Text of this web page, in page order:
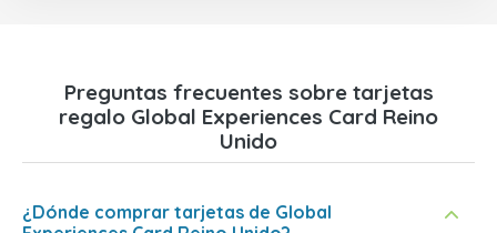
Preguntas frecuentes sobre tarjetas
regalo Global Experiences Card Reino
Unido
¿Dónde comprar tarjetas de Global